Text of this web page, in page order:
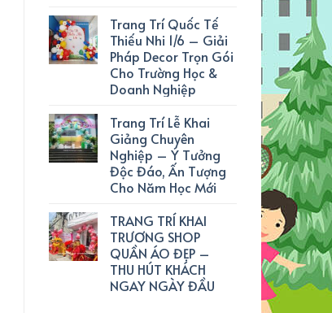
Trang Trí Quốc Tế
Thiếu Nhi 1/6 – Giải
Pháp Decor Trọn Gói
Cho Trường Học &
Doanh Nghiệp
Trang Trí Lễ Khai
Giảng Chuyên
Nghiệp – Ý Tưởng
Độc Đáo, Ấn Tượng
Cho Năm Học Mới
TRANG TRÍ KHAI
TRƯƠNG SHOP
QUẦN ÁO ĐẸP –
THU HÚT KHÁCH
NGAY NGÀY ĐẦU